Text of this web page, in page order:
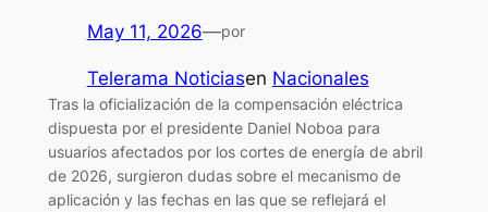
May 11, 2026—por
Telerama Noticiasen Nacionales
Tras la oficialización de la compensación eléctrica
dispuesta por el presidente Daniel Noboa para
usuarios afectados por los cortes de energía de abril
de 2026, surgieron dudas sobre el mecanismo de
aplicación y las fechas en las que se reflejará el